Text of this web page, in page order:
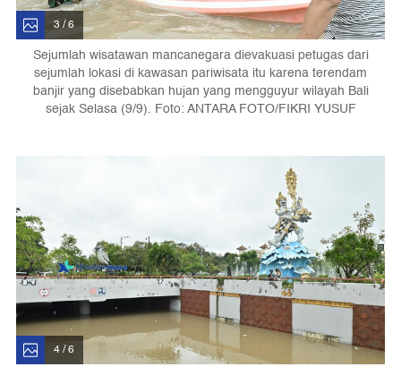
3 / 6
Sejumlah wisatawan mancanegara dievakuasi petugas dari
sejumlah lokasi di kawasan pariwisata itu karena terendam
banjir yang disebabkan hujan yang mengguyur wilayah Bali
sejak Selasa (9/9). Foto: ANTARA FOTO/FIKRI YUSUF
4 / 6